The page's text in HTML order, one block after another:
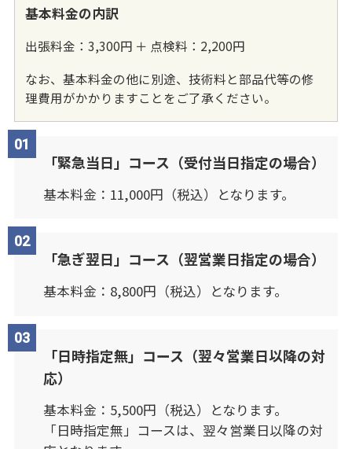
基本料金の内訳
出張料金：3,300円 ＋ 点検料：2,200円
なお、基本料金の他に別途、技術料と部品代等の修
理費用がかかりますことをご了承ください。
「緊急当日」コース（受付当日指定の場合）
基本料金：11,000円（税込）となります。
「急ぎ翌日」コース（翌営業日指定の場合）
基本料金：8,800円（税込）となります。
「日時指定無」コース（翌々営業日以降の対
応）
基本料金：5,500円（税込）となります。
「日時指定無」コースは、翌々営業日以降の対